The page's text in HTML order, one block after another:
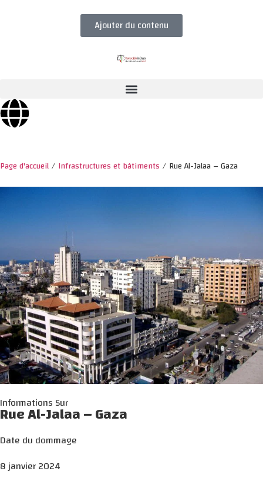
Ajouter du contenu
Page d'accueil/ Infrastructures et bâtiments / Rue Al-Jalaa – Gaza
Informations Sur
Rue Al-Jalaa – Gaza
Date du dommage
8 janvier 2024